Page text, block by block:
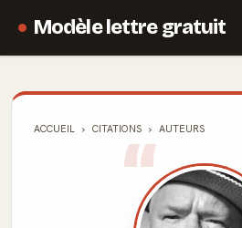
Modèle lettre gratuit
ACCUEIL CITATIONS AUTEURS